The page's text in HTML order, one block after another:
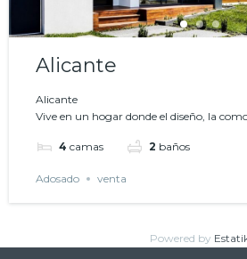
Alicante
Alicante
Vive en un hogar donde el diseño, la
4 camas 2 baños
Adosado venta
Powered by